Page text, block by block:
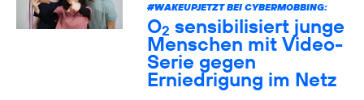
#WAKEUPJETZT BEI CYBERMOBBING:
O2 sensibilisiert junge
Menschen mit Video-
Serie gegen
Erniedrigung im Netz